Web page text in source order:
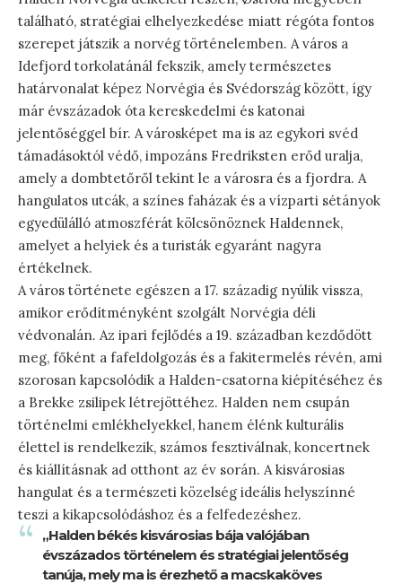
található, stratégiai elhelyezkedése miatt régóta fontos
szerepet játszik a norvég történelemben. A város a
Idefjord torkolatánál fekszik, amely természetes
határvonalat képez Norvégia és Svédország között, így
már évszázadok óta kereskedelmi és katonai
jelentőséggel bír. A városképet ma is az egykori svéd
támadásoktól védő, impozáns Fredriksten erőd uralja,
amely a dombtetőről tekint le a városra és a fjordra. A
hangulatos utcák, a színes faházak és a vízparti sétányok
egyedülálló atmoszférát kölcsönöznek Haldennek,
amelyet a helyiek és a turisták egyaránt nagyra
értékelnek.
A város története egészen a 17. századig nyúlik vissza,
amikor erődítményként szolgált Norvégia déli
védvonalán. Az ipari fejlődés a 19. században kezdődött
meg, főként a fafeldolgozás és a fakitermelés révén, ami
szorosan kapcsolódik a Halden-csatorna kiépítéséhez és
a Brekke zsilipek létrejöttéhez. Halden nem csupán
történelmi emlékhelyekkel, hanem élénk kulturális
élettel is rendelkezik, számos fesztiválnak, koncertnek
és kiállításnak ad otthont az év során. A kisvárosias
hangulat és a természeti közelség ideális helyszínné
teszi a kikapcsolódáshoz és a felfedezéshez.
„Halden békés kisvárosias bája valójában
évszázados történelem és stratégiai jelentőség
tanúja, mely ma is érezhető a macskaköves